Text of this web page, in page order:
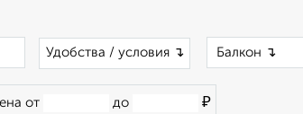
Удобства / условия ↴
от до ₽